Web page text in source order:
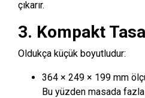
çıkarır.
3. Kompakt
Oldukça küçük boyutludur:
364 × 249 × 199 mm
Bu yüzden masada